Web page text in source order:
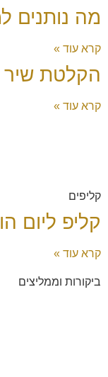
מה נותנים
קרא עוד »
הקלטת שיר
קרא עוד »
קליפים
קליפ ליום
קרא עוד »
ביקורות וממליצים